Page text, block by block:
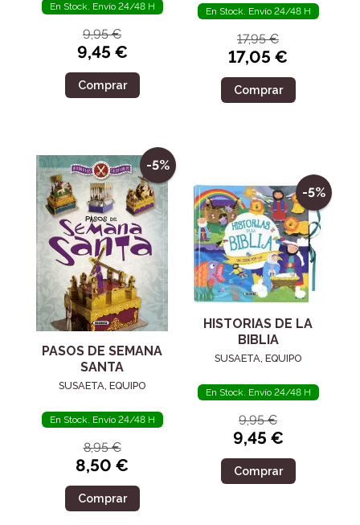
En Stock. Envío 24/48 H
9,95 €
9,45 €
Comprar
En Stock. Envío 24/48 H
17,95 €
17,05 €
Comprar
-5%
PASOS DE SEMANA
SANTA
SUSAETA, EQUIPO
En Stock. Envío 24/48 H
8,95 €
8,50 €
Comprar
-5%
HISTORIAS DE LA
BIBLIA
SUSAETA, EQUIPO
En Stock. Envío 24/48 H
9,95 €
9,45 €
Comprar